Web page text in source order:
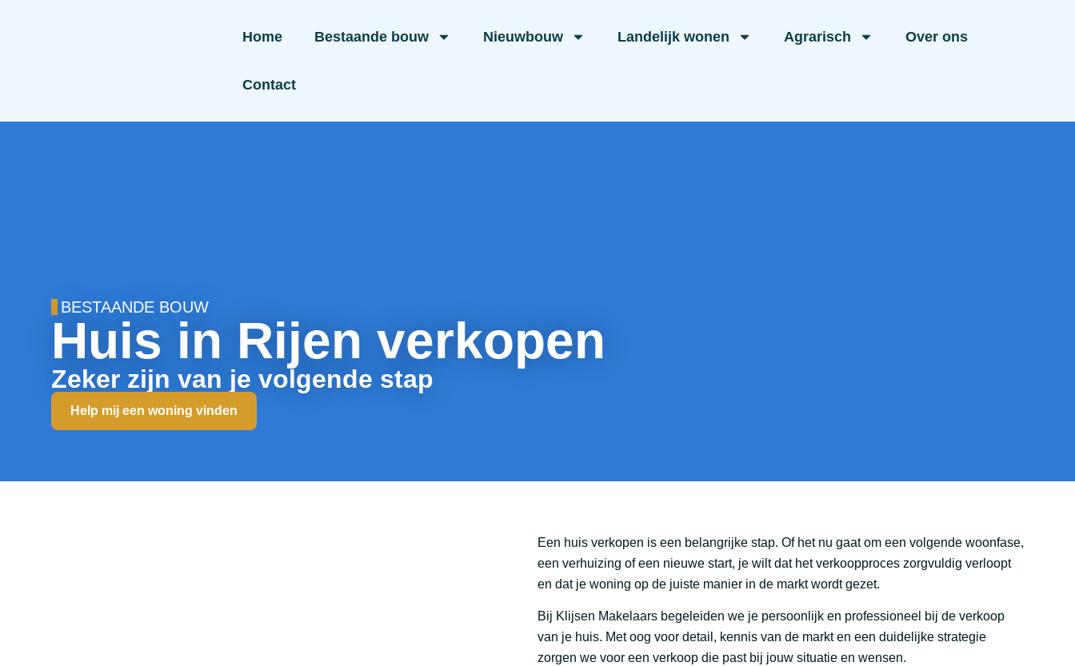
Home Bestaande bouw Nieuwbouw Landelijk wonen Agrarisch Over ons
Contact
BESTAANDE BOUW
Huis in Rijen verkopen
Zeker zijn van je volgende stap
Help mij een woning vinden
Een huis verkopen is een belangrijke stap. Of het nu gaat om een volgende woonfase,
een verhuizing of een nieuwe start, je wilt dat het verkoopproces zorgvuldig verloopt
en dat je woning op de juiste manier in de markt wordt gezet.
Bij Klijsen Makelaars begeleiden we je persoonlijk en professioneel bij de verkoop
van je huis. Met oog voor detail, kennis van de markt en een duidelijke strategie
zorgen we voor een verkoop die past bij jouw situatie en wensen.